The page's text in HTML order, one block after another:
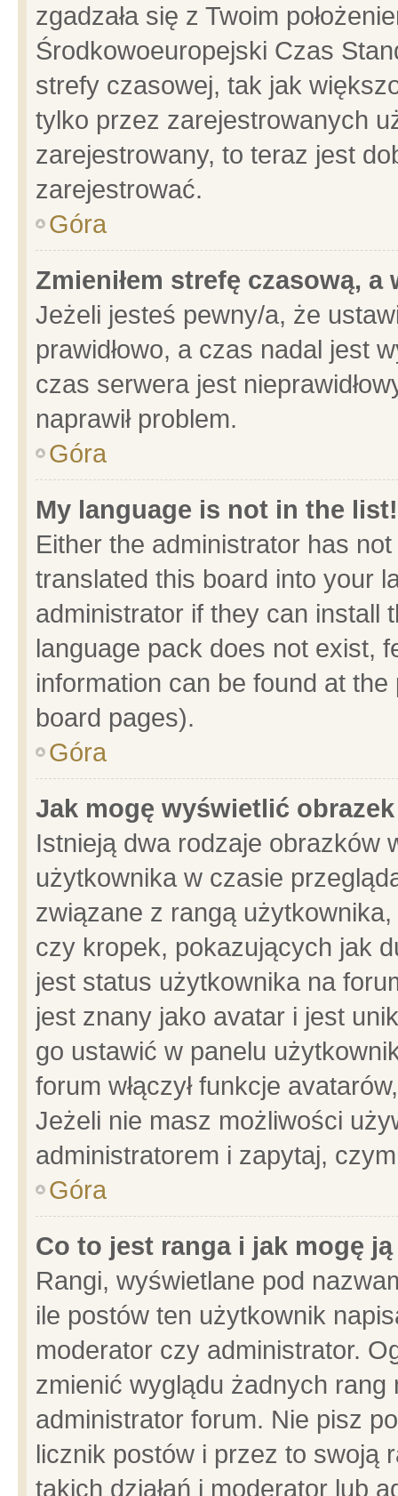
zgadzała się z Twoim
Środkowoeuropejski Czas
strefy czasowej, tak jak
tylko przez zarejestrowanych
zarejestrowany, to teraz jest
zarejestrować.
Góra
Zmieniłem strefę czasową,
Jeżeli jesteś pewny/a, że
prawidłowo, a czas nadal jest
czas serwera jest
naprawił problem.
Góra
My language is not in the list!
Either the administrator has
translated this board into your
administrator if they can install
language pack does not exist,
information can be found at
board pages).
Góra
Jak mogę wyświetlić
Istnieją dwa rodzaje obrazków
użytkownika w czasie
związane z rangą
czy kropek, pokazujących jak
jest status użytkownika na
jest znany jako avatar i jest
go ustawić w panelu
forum włączył funkcje
Jeżeli nie masz możliwości
administratorem i zapytaj,
Góra
Co to jest ranga i jak mogę
Rangi, wyświetlane pod
ile postów ten użytkownik
moderator czy administrator.
zmienić wyglądu żadnych
administrator forum. Nie pisz
licznik postów i przez to swoją
takich działań i moderator lub